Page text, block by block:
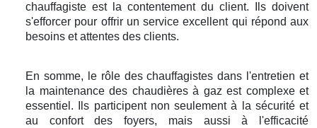
chauffagiste est la contentement du client. Ils doivent
s'efforcer pour offrir un service excellent qui répond aux
besoins et attentes des clients.
En somme, le rôle des chauffagistes dans l'entretien et
la maintenance des chaudières à gaz est complexe et
essentiel. Ils participent non seulement à la sécurité et
au confort des foyers, mais aussi à l'efficacité